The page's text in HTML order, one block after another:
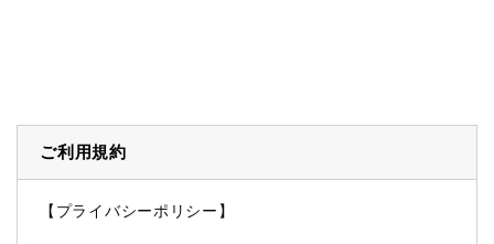
ご利用規約
【プライバシーポリシー】